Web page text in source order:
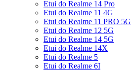
Etui do Realme 14 Pro
Etui do Realme 11 4G
Etui do Realme 11 PRO 5G
Etui do Realme 12 5G
Etui do Realme 14 5G
Etui do Realme 14X
Etui do Realme 5
Etui do Realme 6I